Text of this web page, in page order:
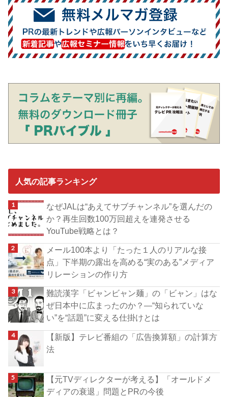
人気の記事ランキング
なぜJALは“あえてサブチャンネル”を選んだの
か？再生回数100万回超えを連発させる
YouTube戦略とは？
メール100本より「たった１人のリアルな接
点」下半期の露出を高める“実のある”メディア
リレーションの作り方
難読漢字「ビャンビャン麺」の「ビャン」はな
ぜ日本中に広まったのか？―“知られていな
い”を“話題”に変える仕掛けとは
【新版】テレビ番組の「広告換算額」の計算方
法
【元TVディレクターが考える】「オールドメ
ディアの衰退」問題とPRの今後